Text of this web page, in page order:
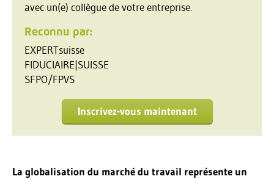
avec un(e) collègue de votre entreprise.
Reconnu par:
EXPERTsuisse
FIDUCIAIRE|SUISSE
SFPO/FPVS
Inscrivez-vous maintenant
La globalisation du marché du travail représente un